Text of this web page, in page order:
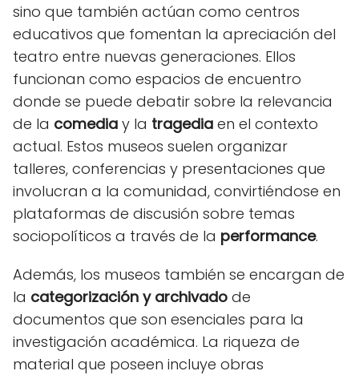
sino que también actúan como centros
educativos que fomentan la apreciación del
teatro entre nuevas generaciones. Ellos
funcionan como espacios de encuentro
donde se puede debatir sobre la relevancia
de la comedia y la tragedia en el contexto
actual. Estos museos suelen organizar
talleres, conferencias y presentaciones que
involucran a la comunidad, convirtiéndose en
plataformas de discusión sobre temas
sociopolíticos a través de la performance.
Además, los museos también se encargan de
la categorización y archivado de
documentos que son esenciales para la
investigación académica. La riqueza de
material que poseen incluye obras